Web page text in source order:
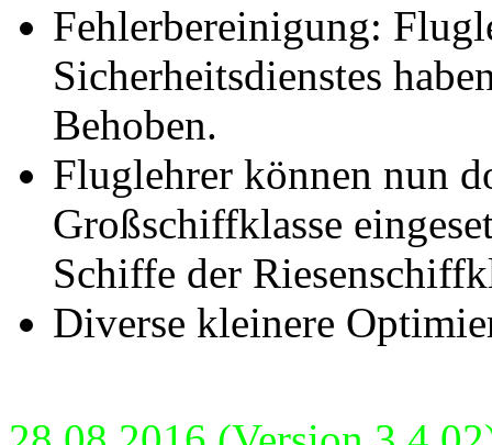
Fehlerbereinigung:
Sicherheitsdienstes
Behoben.
Fluglehrer können nun
Großschiffklasse
Schiffe der
Diverse kleinere